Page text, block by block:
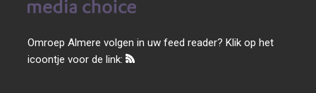
Omroep Almere volgen in uw feed reader? Klik op het
icoontje voor de link: